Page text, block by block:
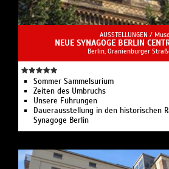
AUSSTELLUNGEN /
NEUE SYNAGOGE BERLIN
Berlin, Oranienburger
Sommer Sammelsurium
Zeiten des Umbruchs
Unsere Führungen
Dauerausstellung in den historischen
Synagoge Berlin